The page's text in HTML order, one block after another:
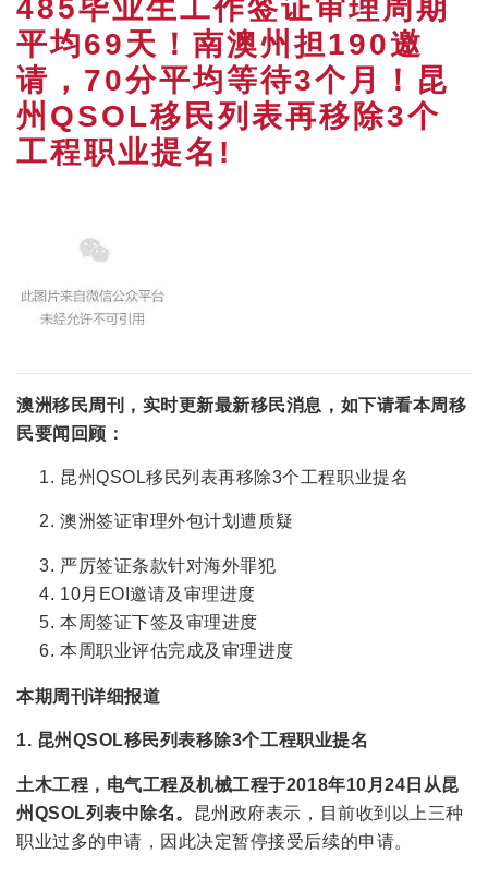
485毕业生工作签证审理周期
平均69天！南澳州担190邀
请，70分平均等待3个月！昆
州QSOL移民列表再移除3个
工程职业提名!
澳洲移民周刊，实时更新最新移民消息，如下请看本周移
民要闻回顾：
昆州QSOL移民列表再移除3个工程职业提名
澳洲签证审理外包计划遭质疑
严厉签证条款针对海外罪犯
10月EOI邀请及审理进度
本周签证下签及审理进度
本周职业评估完成及审理进度
本期周刊详细报道
1. 昆州QSOL移民列表移除3个工程职业提名
土木工程，电气工程及机械工程于2018年10月24日从昆
州QSOL列表中除名。 昆州政府表示，目前收到以上三种
职业过多的申请，因此决定暂停接受后续的申请。